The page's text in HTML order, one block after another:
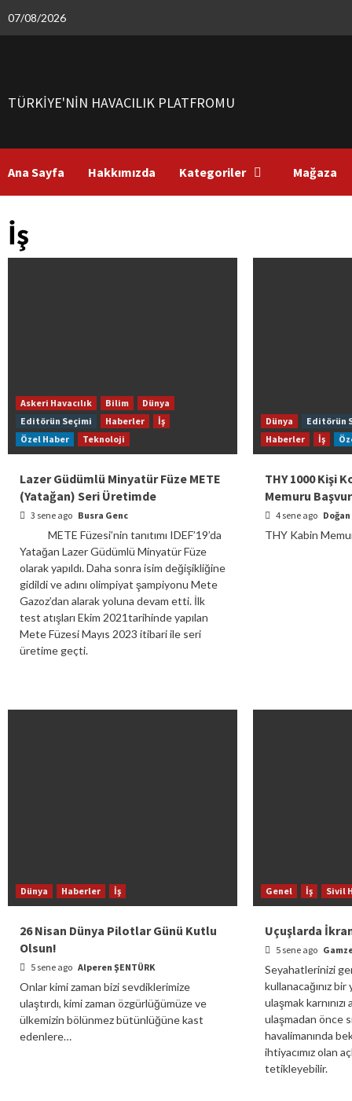
07/08/2026
TÜRKIYE'NIN HAVACILIK PLATFROMU
Ana Sayfa Hakkımızda Kategoriler Mağaza
İş
Askeri Havacılık Bilim
Dünya
Editörün Seçimi
Haberler
İş
Özel Haber
Teknoloji
Lazer Güdümlü Minyatür Füze METE
(Yatağan) Seri Üretimde
3 sene ago Busra Genc
METE Füzesi’nin tanıtımı IDEF’19’da
Yatağan Lazer Güdümlü Minyatür Füze
olarak yapıldı. Daha sonra isim değişikliğine
gidildi ve adını olimpiyat şampiyonu Mete
Gazoz’dan alarak yoluna devam etti. İlk
test atışları Ekim 2021tarihinde yapılan
Mete Füzesi Mayıs 2023 itibari ile seri
üretime geçti.
Dünya Editörün
Haberler
İş
THY 1000 Kişi
Memuru
4 sene ago
THY Kabin
Dünya Haberler İş
26 Nisan Dünya Pilotlar Günü Kutlu
Olsun!
5 sene ago Alperen ŞENTÜRK
Onlar kimi zaman bizi sevdiklerimize
ulaştırdı, kimi zaman özgürlüğümüze ve
ülkemizin bölünmez bütünlüğüne kast
edenlere…
Genel İş Sivil
Uçuşlarda
5 sene ago
Seyahatlerinizi
kullanacağınız
ulaşmak karnınızı
ulaşmadan önce
havalimanında
ihtiyacımız olan
tetikleyebilir.